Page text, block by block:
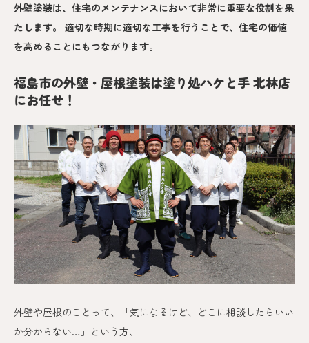
外壁塗装は、住宅のメンテナンスにおいて非常に重要な役割を果
たします。 適切な時期に適切な工事を行うことで、住宅の価値
を高めることにもつながります。
福島市の外壁・屋根塗装は塗り処ハケと手 北林店
にお任せ！
外壁や屋根のことって、「気になるけど、どこに相談したらいい
か分からない…」という方、